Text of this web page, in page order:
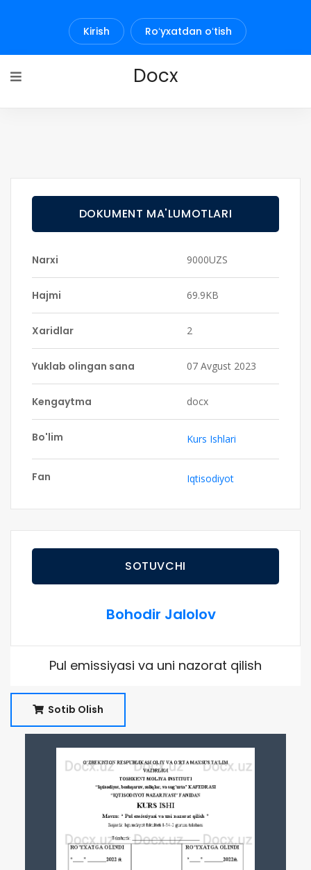
Kirish Roʻyxatdan oʻtish
Docx
DOKUMENT MA'LUMOTLARI
Narxi 9000UZS
Hajmi 69.9KB
Xaridlar 2
Yuklab olingan sana 07 Avgust 2023
Kengaytma docx
Bo'lim Kurs Ishlari
Fan Iqtisodiyot
SOTUVCHI
Bohodir Jalolov
Pul emissiyasi va uni nazorat qilish
Sotib Olish